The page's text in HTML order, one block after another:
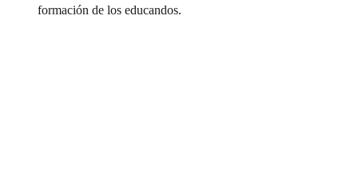
formación de los educandos.